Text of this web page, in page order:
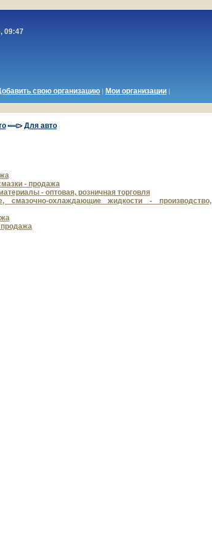
09:47
свою организацию | Мои организации |
Для авто
- продажа
- оптовая, розничная торговля
смазочно-охлаждающие жидкости - производство,
продажа